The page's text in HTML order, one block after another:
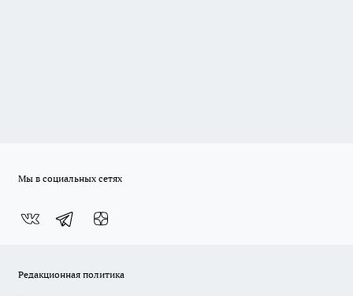
Мы в социальных сетях
Редакционная политика